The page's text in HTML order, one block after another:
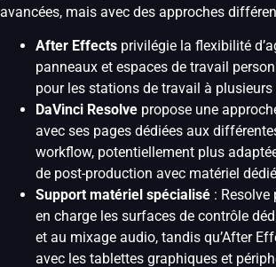
avancées, mais avec des approches
After Effects privilégie la flexibilité
panneaux et espaces de travail
pour les stations de travail à
DaVinci Resolve propose une
avec ses pages dédiées aux
workflow, potentiellement plus
de post-production avec matériel
Support matériel spécialisé :
en charge les surfaces de contrôle
et au mixage audio, tandis qu’After
avec les tablettes graphiques et